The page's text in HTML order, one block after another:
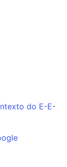
do E-E-